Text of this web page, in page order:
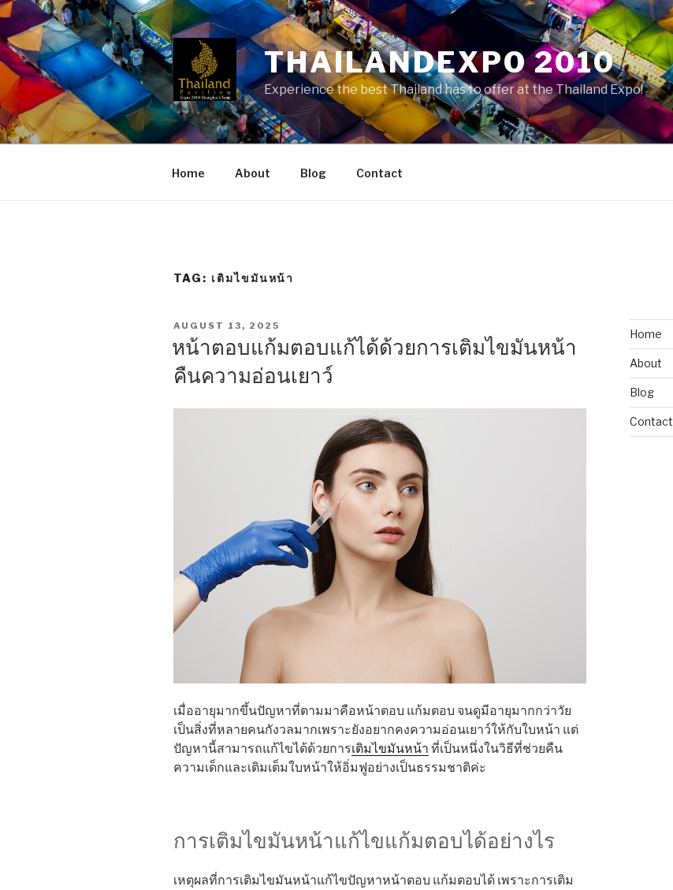
Skip
content
THAILANDEXPO 2010
Experience the best Thailand has to offer at the Thailand Expo!
Home About Blog Contact
TAG: เติมไขมันหน้า
POSTED
ON
AUGUST 13, 2025
หน้าตอบแก้มตอบแก้ได้ด้วยการเติมไขมันหน้า
คืนความอ่อนเยาว์
เมื่ออายุมากขึ้นปัญหาที่ตามมาคือหน้าตอบ แก้มตอบ จนดูมีอายุมากกว่าวัย
เป็นสิ่งที่หลายคนกังวลมากเพราะยังอยากคงความอ่อนเยาว์ให้กับใบหน้า แต่
ปัญหานี้สามารถแก้ไขได้ด้วยการเติมไขมันหน้า ที่เป็นหนึ่งในวิธีที่ช่วยคืน
ความเด็กและเติมเต็มใบหน้าให้อิ่มฟูอย่างเป็นธรรมชาติค่ะ
การเติมไขมันหน้าแก้ไขแก้มตอบได้อย่างไร
เหตุผลที่การเติมไขมันหน้าแก้ไขปัญหาหน้าตอบ แก้มตอบได้ เพราะการเติม
Home
About
Blog
Contact